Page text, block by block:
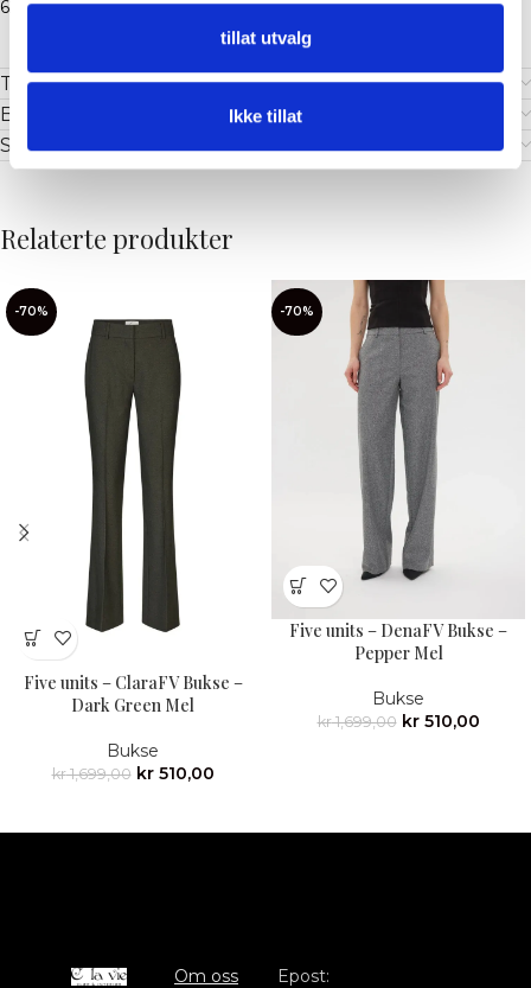
tillat utvalg
Ikke tillat
62% Resirkulert Polyester, 33% Viscose, 5% Elastan
Tilleggsinformasjon
Brand
Shipping & Delivery
Relaterte produkter
-70%
Five units – ClaraFV Bukse –
Dark Green Mel
Bukse
kr1,699,00 kr510,00
-70%
Five units – DenaFV Bukse –
Pepper Mel
Bukse
kr1,699,00 kr510,00
Om oss Epost: